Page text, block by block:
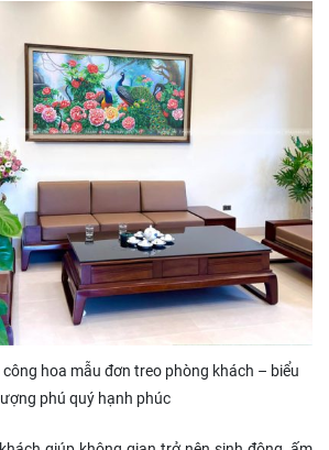
hoa mẫu đơn treo phòng khách – biểu
phú quý hạnh phúc